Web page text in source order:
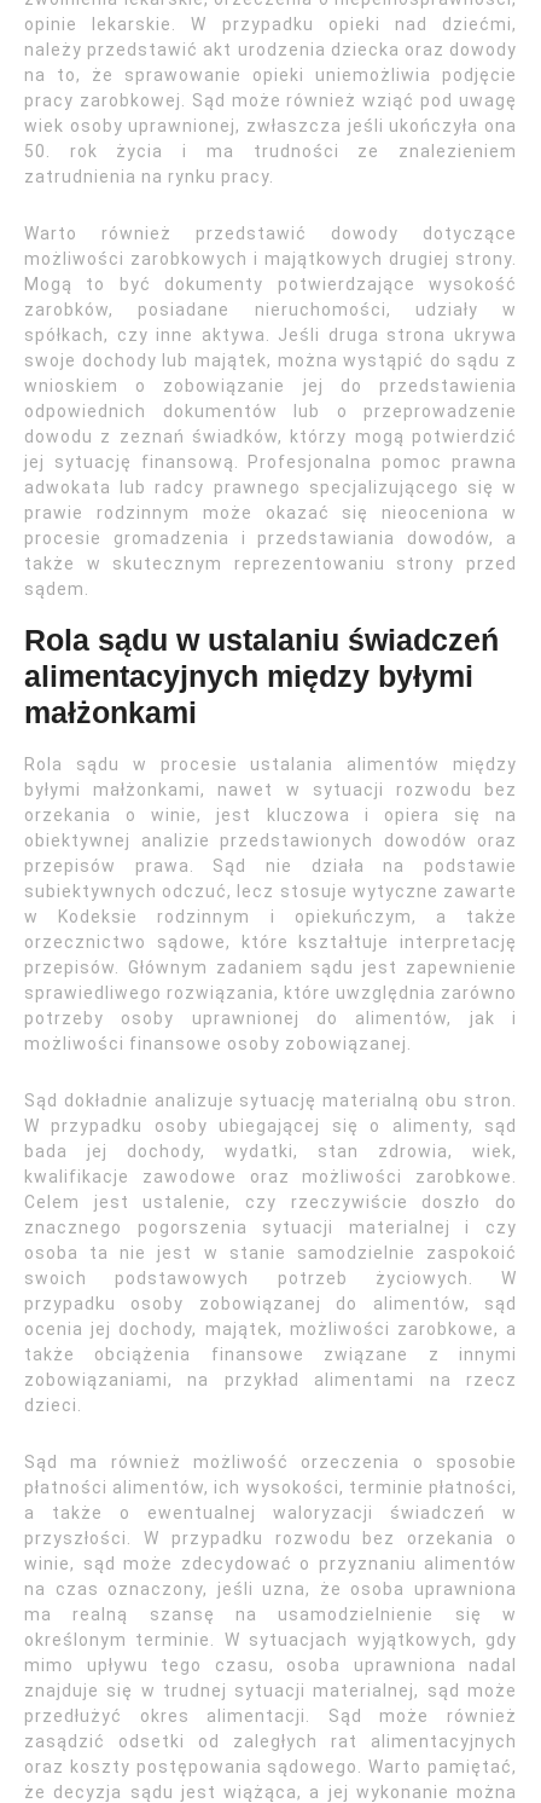
opinie lekarskie. W przypadku opieki nad dziećmi,
należy przedstawić akt urodzenia dziecka oraz dowody
na to, że sprawowanie opieki uniemożliwia podjęcie
pracy zarobkowej. Sąd może również wziąć pod uwagę
wiek osoby uprawnionej, zwłaszcza jeśli ukończyła ona
50. rok życia i ma trudności ze znalezieniem
zatrudnienia na rynku pracy.
Warto również przedstawić dowody dotyczące
możliwości zarobkowych i majątkowych drugiej strony.
Mogą to być dokumenty potwierdzające wysokość
zarobków, posiadane nieruchomości, udziały w
spółkach, czy inne aktywa. Jeśli druga strona ukrywa
swoje dochody lub majątek, można wystąpić do sądu z
wnioskiem o zobowiązanie jej do przedstawienia
odpowiednich dokumentów lub o przeprowadzenie
dowodu z zeznań świadków, którzy mogą potwierdzić
jej sytuację finansową. Profesjonalna pomoc prawna
adwokata lub radcy prawnego specjalizującego się w
prawie rodzinnym może okazać się nieoceniona w
procesie gromadzenia i przedstawiania dowodów, a
także w skutecznym reprezentowaniu strony przed
sądem.
Rola sądu w ustalaniu świadczeń
alimentacyjnych między byłymi
małżonkami
Rola sądu w procesie ustalania alimentów między
byłymi małżonkami, nawet w sytuacji rozwodu bez
orzekania o winie, jest kluczowa i opiera się na
obiektywnej analizie przedstawionych dowodów oraz
przepisów prawa. Sąd nie działa na podstawie
subiektywnych odczuć, lecz stosuje wytyczne zawarte
w Kodeksie rodzinnym i opiekuńczym, a także
orzecznictwo sądowe, które kształtuje interpretację
przepisów. Głównym zadaniem sądu jest zapewnienie
sprawiedliwego rozwiązania, które uwzględnia zarówno
potrzeby osoby uprawnionej do alimentów, jak i
możliwości finansowe osoby zobowiązanej.
Sąd dokładnie analizuje sytuację materialną obu stron.
W przypadku osoby ubiegającej się o alimenty, sąd
bada jej dochody, wydatki, stan zdrowia, wiek,
kwalifikacje zawodowe oraz możliwości zarobkowe.
Celem jest ustalenie, czy rzeczywiście doszło do
znacznego pogorszenia sytuacji materialnej i czy
osoba ta nie jest w stanie samodzielnie zaspokoić
swoich podstawowych potrzeb życiowych. W
przypadku osoby zobowiązanej do alimentów, sąd
ocenia jej dochody, majątek, możliwości zarobkowe, a
także obciążenia finansowe związane z innymi
zobowiązaniami, na przykład alimentami na rzecz
dzieci.
Sąd ma również możliwość orzeczenia o sposobie
płatności alimentów, ich wysokości, terminie płatności,
a także o ewentualnej waloryzacji świadczeń w
przyszłości. W przypadku rozwodu bez orzekania o
winie, sąd może zdecydować o przyznaniu alimentów
na czas oznaczony, jeśli uzna, że osoba uprawniona
ma realną szansę na usamodzielnienie się w
określonym terminie. W sytuacjach wyjątkowych, gdy
mimo upływu tego czasu, osoba uprawniona nadal
znajduje się w trudnej sytuacji materialnej, sąd może
przedłużyć okres alimentacji. Sąd może również
zasądzić odsetki od zaległych rat alimentacyjnych
oraz koszty postępowania sądowego. Warto pamiętać,
że decyzja sądu jest wiążąca, a jej wykonanie można